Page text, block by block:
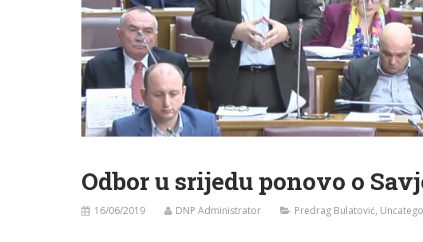
Odbor u srijedu ponovo o
16/06/2019 DNP Administrator Predrag Bulatović,